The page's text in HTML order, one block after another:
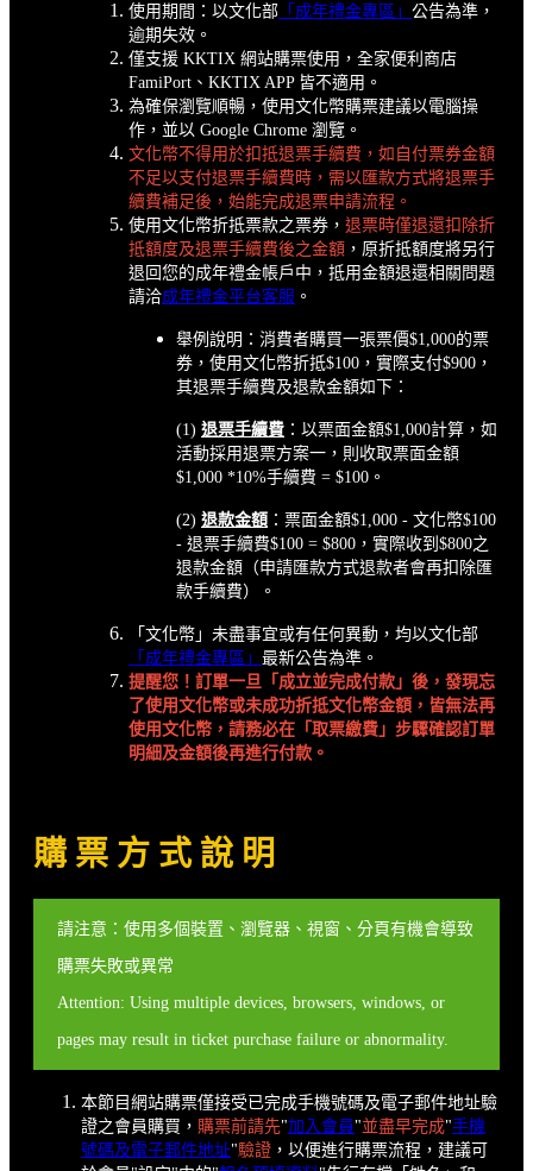
使用期間：以文化部 「成年禮金專區」 公告為準，
逾期失效。
僅支援 KKTIX 網站購票使用，全家便利商店
FamiPort、KKTIX APP 皆不適用。
為確保瀏覽順暢，使用文化幣購票建議以電腦操
作，並以 Google Chrome 瀏覽。
文化幣不得用於扣抵退票手續費，如自付票券金額
不足以支付退票手續費時，需以匯款方式將退票手
續費補足後，始能完成退票申請流程。
使用文化幣折抵票款之票券， 退票時僅退還扣除折
抵額度及退票手續費後之金額 ，原折抵額度將另行
退回您的成年禮金帳戶中，抵用金額退還相關問題
請洽成年禮金平台客服 。
舉例說明：消費者購買一張票價$1,000的票
券，使用文化幣折抵$100，實際支付$900，
其退票手續費及退款金額如下：
(1) 退票手續費 ：以票面金額$1,000計算，如
活動採用退票方案一，則收取票面金額
$1,000 *10%手續費 = $100。
(2) 退款金額 ：票面金額$1,000 - 文化幣$100
- 退票手續費$100 = $800，實際收到$800之
退款金額（申請匯款方式退款者會再扣除匯
款手續費）。
「文化幣」未盡事宜或有任何異動，均以文化部
「成年禮金專區」 最新公告為準。
提醒您！訂單一旦「成立並完成付款」後，發現忘
了使用文化幣或未成功折抵文化幣金額，皆無法再
使用文化幣，請務必在「取票繳費」步驟確認訂單
明細及金額後再進行付款。
購 票 方 式 說 明
請注意：使用多個裝置、瀏覽器、視窗、分頁有機會導致
購票失敗或異常
Attention: Using multiple devices, browsers, windows, or
pages may result in ticket purchase failure or abnormality.
本節目網站購票僅接受已完成手機號碼及電子郵件地址驗
證之會員購買， 購票前請先"加入會員 "並盡早完成"手機
號碼及電子郵件地址"驗證 ，以便進行購票流程，建議可